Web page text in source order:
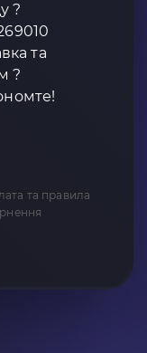
?
та
?
та правила